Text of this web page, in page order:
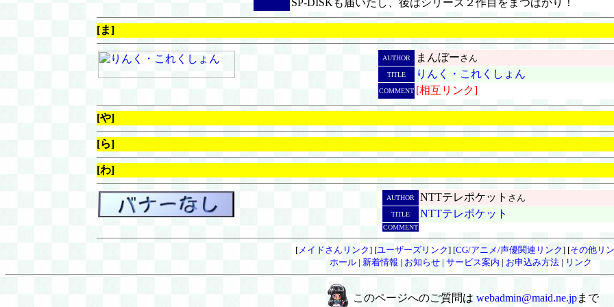
[ま]
AUTHOR まんぼーさん
TITLE りんく・これくしょん
COMMENT [相互リンク]
[や]
[ら]
[わ]
AUTHOR NTTテレポケット さん
TITLE NTTテレポケット
COMMENT
[メイドさんリンク] [ユーザーズリンク] [CG/アニメ/声優関連リンク] [その他リ
ホール| 新着情報 | お知らせ| サービス案内 | お申込み方法| リンク
このページへのご質問は webadmin@maid.ne.jpまで